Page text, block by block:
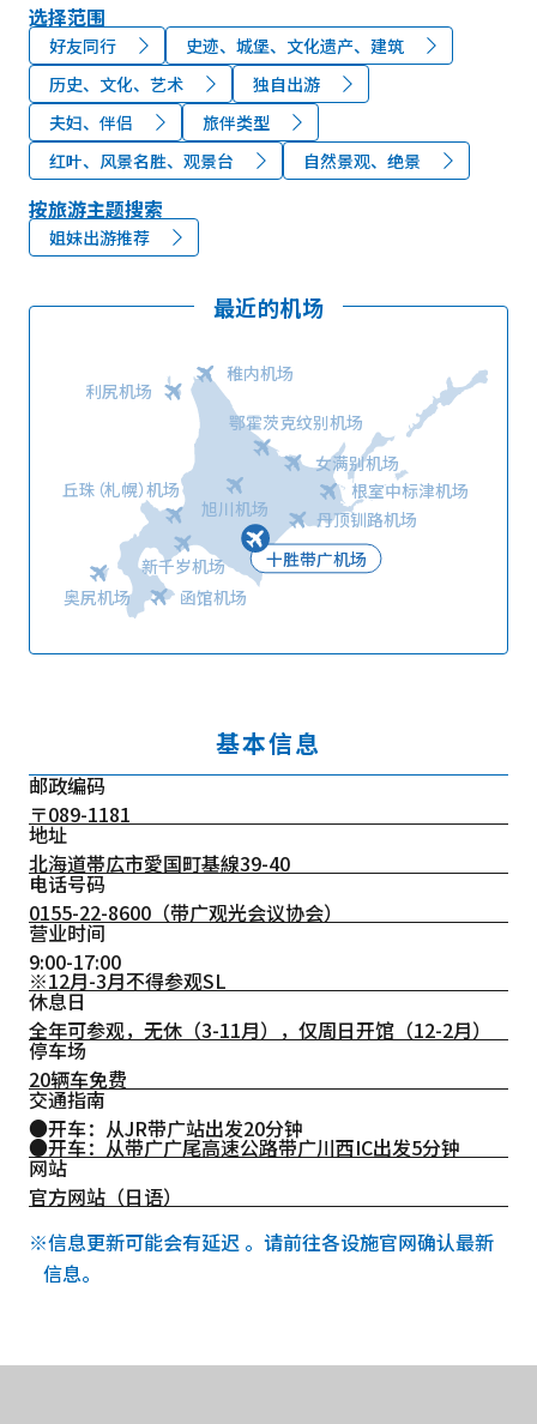
选择范围
好友同行
史迹、城堡、文化遗产、建筑
历史、文化、艺术
独自出游
夫妇、伴侣
旅伴类型
红叶、风景名胜、观景台
自然景观、绝景
按旅游主题搜索
姐妹出游推荐
最近的机场
新千岁机场
丘珠（札幌）机场
函馆机场
奥尻机场
旭川机场
稚内机场
利尻机场
鄂霍茨克纹别机场
女满别机场
根室中标津机场
丹顶钏路机场
十胜带广机场
基本信息
邮政编码
〒089-1181
地址
北海道帯広市愛国町基線39-40
电话号码
0155-22-8600 （带广观光会议协会）
营业时间
9:00-17:00
※12月-3月不得参观SL
休息日
全年可参观，无休（3-11月），仅周日开馆（12-2月）
停车场
20辆车免费
交通指南
●开车：从JR带广站出发20分钟
●开车：从带广广尾高速公路带广川西IC出发5分钟
网站
官方网站（日语）
※信息更新可能会有延迟 。请前往各设施官网确认最新
信息。